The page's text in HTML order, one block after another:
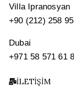
Villa Ipranosyan
+90 (212) 258
Dubai
+971 58 571 61
İLETIŞIM